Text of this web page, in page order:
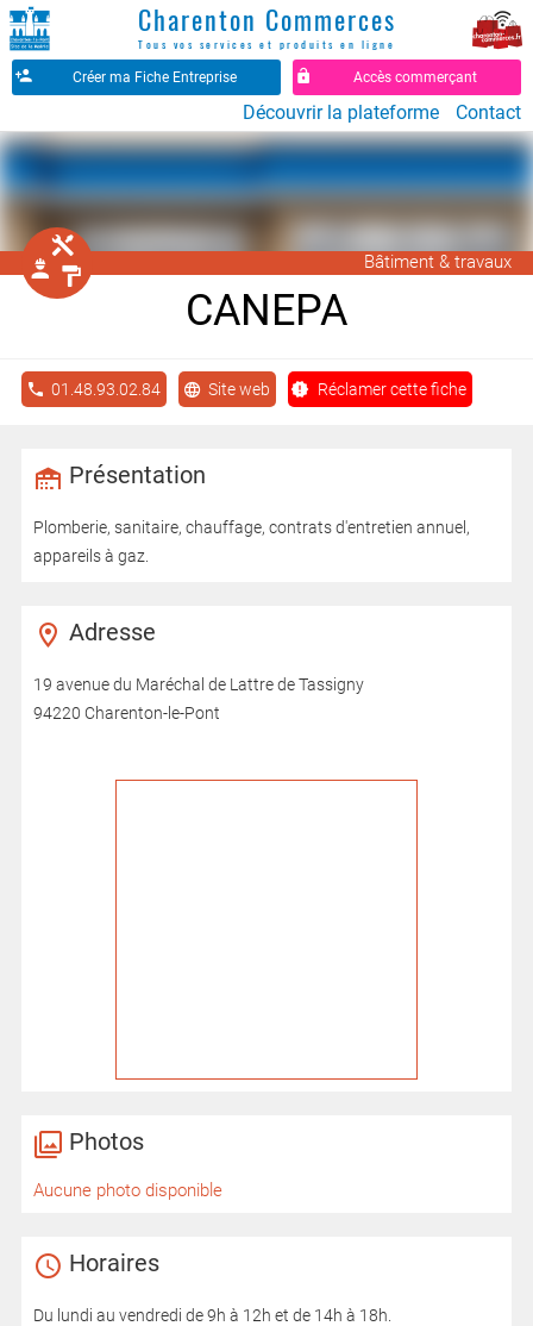
Charenton Commerces
Tous vos services et produits en ligne
Créer ma Fiche Entreprise Accès commerçant
Découvrir la plateforme Contact
󱁤
󰖵 󰉼
Bâtiment & travaux
CANEPA
01.48.93.02.84 Site web Réclamer cette fiche
Présentation
Plomberie, sanitaire, chauffage, contrats d'entretien annuel,
appareils à gaz.
Horaires
Du lundi au vendredi de 9h à 12h et de 14h à 18h.
Adresse
19 avenue du Maréchal de Lattre de Tassigny
94220 Charenton-le-Pont
Photos
Aucune photo disponible